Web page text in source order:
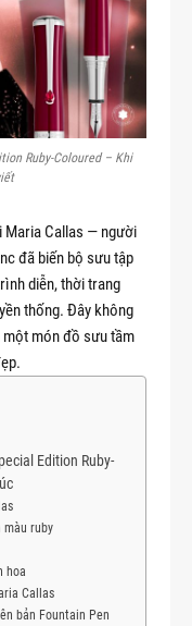
Ruby-Coloured – Khi
Maria Callas — người
đã biến bộ sưu tập
diễn, thời trang
thống. Đây không
món đồ sưu tầm
Edition Ruby-
màu ruby
hoa
Callas
bản Fountain Pen